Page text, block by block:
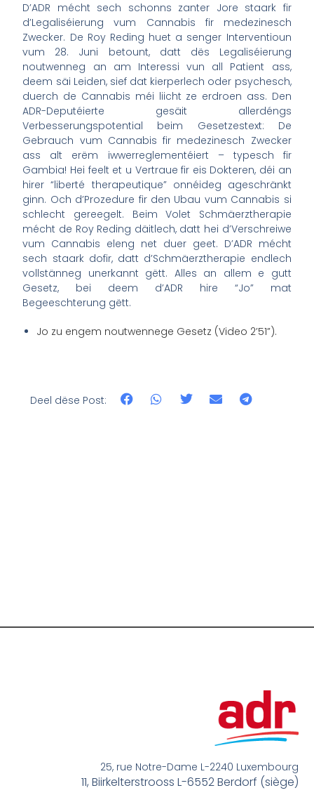
D’ADR mécht sech schonns zanter Jore staark fir
d’Legaliséierung vum Cannabis fir medezinesch
Zwecker. De Roy Reding huet a senger Interventioun
vum 28. Juni betount, datt dës Legaliséierung
noutwenneg an am Interessi vun all Patient ass,
deem säi Leiden, sief dat kierperlech oder psychesch,
duerch de Cannabis méi liicht ze erdroen ass. Den
ADR-Deputéierte gesäit allerdéngs
Verbesserungspotential beim Gesetzestext: De
Gebrauch vum Cannabis fir medezinesch Zwecker
ass alt erëm iwwerreglementéiert – typesch fir
Gambia! Hei feelt et u Vertraue fir eis Dokteren, déi an
hirer “liberté therapeutique” onnéideg ageschränkt
ginn. Och d’Prozedure fir den Ubau vum Cannabis si
schlecht gereegelt. Beim Volet Schmäerztherapie
mécht de Roy Reding däitlech, datt hei d’Verschreiwe
vum Cannabis eleng net duer geet. D’ADR mécht
sech staark dofir, datt d’Schmäerztherapie endlech
vollstänneg unerkannt gëtt. Alles an allem e gutt
Gesetz, bei deem d’ADR hire “Jo” mat
Begeeschterung gëtt.
Jo zu engem noutwennege Gesetz (Video 2’51”).
Deel dëse Post:
25, rue Notre-Dame L-2240 Luxembourg
11, Biirkelterstrooss L-6552 Berdorf (siège)